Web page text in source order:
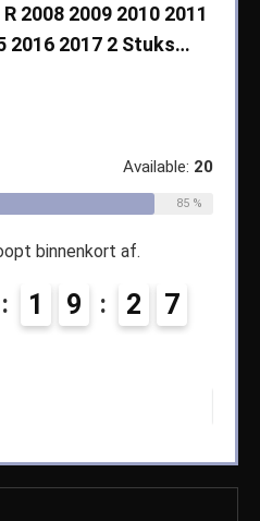
2008 2009 2010 2011
2016 2017 2 Stuks…
Available: 20
85 %
binnenkort af.
1 9 2
6
7